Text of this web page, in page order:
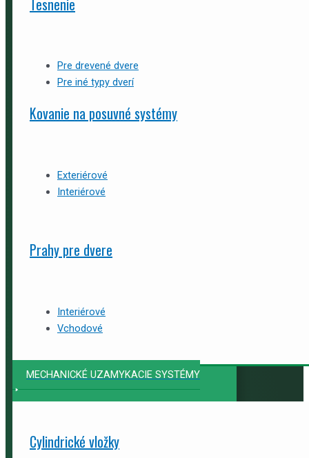
Pre drevené dvere
Pre iné typy dverí
Kovanie na posuvné systémy
Exteriérové
Interiérové
Prahy pre dvere
Interiérové
Vchodové
MECHANICKÉ UZAMYKACIE SYSTÉMY
Cylindrické vložky